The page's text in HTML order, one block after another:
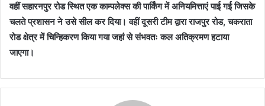
वहीं सहारनपुर रोड स्थित एक काम्पलेक्स की पार्किंग में अनियमित्ताएं पाई गई जिसके
चलते प्रशासन ने उसे सील कर दिया। वहीं दूसरी टीम द्वारा राजपुर रोड, चकराता
रोड क्षेत्र में चिन्हिकरण किया गया जहां से संभवतः कल अतिक्रमण हटाया
जाएगा।